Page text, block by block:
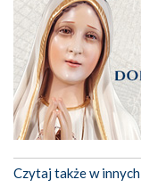
Czytaj także w